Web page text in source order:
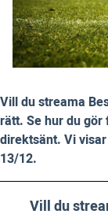
Vill du streama
rätt. Se hur du
direktsänt. Vi
13/12.
Vill du